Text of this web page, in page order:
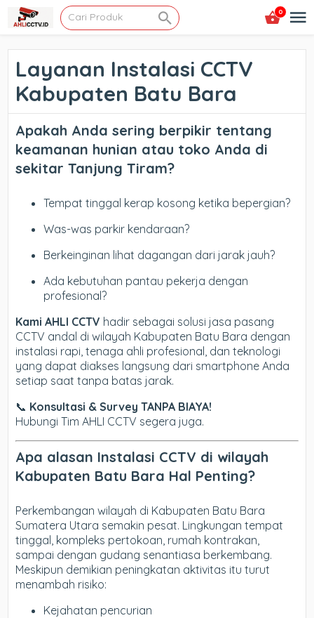
0
Layanan Instalasi CCTV
Kabupaten Batu Bara
Apakah Anda sering berpikir tentang
keamanan hunian atau toko Anda di
sekitar Tanjung Tiram?
Tempat tinggal kerap kosong ketika bepergian?
Was-was parkir kendaraan?
Berkeinginan lihat dagangan dari jarak jauh?
Ada kebutuhan pantau pekerja dengan
profesional?
Kami AHLI CCTV hadir sebagai solusi jasa pasang
CCTV andal di wilayah Kabupaten Batu Bara dengan
instalasi rapi, tenaga ahli profesional, dan teknologi
yang dapat diakses langsung dari smartphone Anda
setiap saat tanpa batas jarak.
📞 Konsultasi & Survey TANPA BIAYA!
Hubungi Tim AHLI CCTV segera juga.
Apa alasan Instalasi CCTV di wilayah
Kabupaten Batu Bara Hal Penting?
Perkembangan wilayah di Kabupaten Batu Bara
Sumatera Utara semakin pesat. Lingkungan tempat
tinggal, kompleks pertokoan, rumah kontrakan,
sampai dengan gudang senantiasa berkembang.
Meskipun demikian peningkatan aktivitas itu turut
menambah risiko:
Kejahatan pencurian